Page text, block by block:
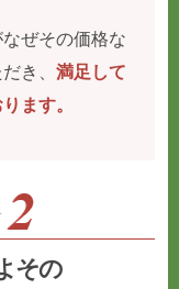
ぜその価格な
だき、満足して
ます。
その